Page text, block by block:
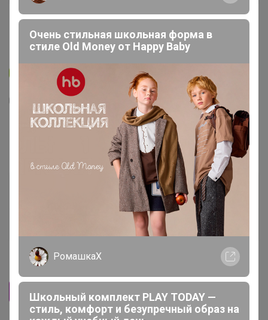
Дата обжарки 08.07.2026
3.3K 150 773
Кофе Бразилия Сантос 17/18 (шоколадное
парфе с ореховым кремом) 1000г, Зерно
Орг. 413,25р
Доставка
Уже находится у организатора
Отправка заказа
Ближайший развоз Отправить весь заказ вместе
Очень стильная школьная форма в
стиле Old Money от Нappy Вaby
РомашкаХ
Школьный комплект PLAY TODAY —
стиль, комфорт и безупречный образ на